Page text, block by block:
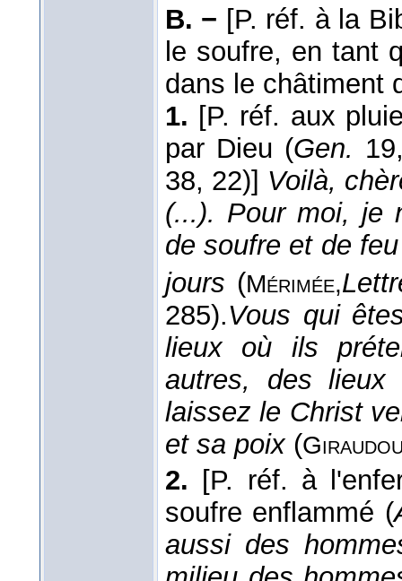
B. − [P. réf. à la
le soufre, en tant
dans le châtiment
1. [P. réf. aux
par Dieu (Gen.
38, 22)] Voilà,
(...). Pour moi, je
de soufre et de
jours (Mérimée,
285).Vous qui
lieux où ils
autres, des
laissez le Christ
et sa poix(
2. [P. réf. à
soufre enflammé (
aussi des